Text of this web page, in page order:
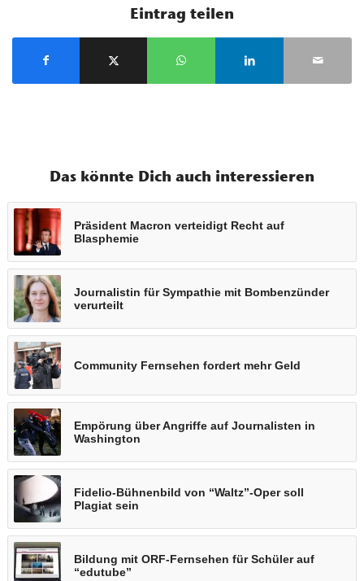
Eintrag teilen
Das könnte Dich auch interessieren
Präsident Macron verteidigt Recht auf
Blasphemie
Journalistin für Sympathie mit Bombenzünder
verurteilt
Community Fernsehen fordert mehr Geld
Empörung über Angriffe auf Journalisten in
Washington
Fidelio-Bühnenbild von “Waltz”-Oper soll
Plagiat sein
Bildung mit ORF-Fernsehen für Schüler auf
“edutube”